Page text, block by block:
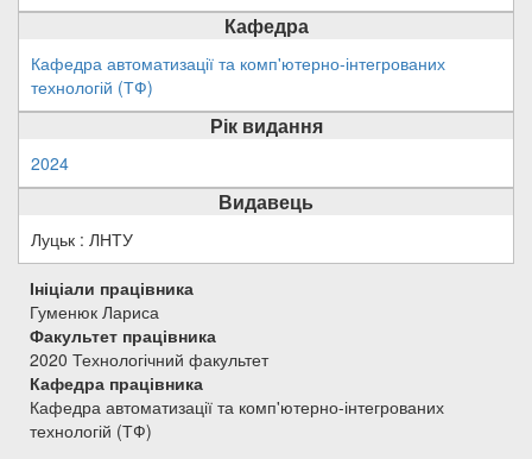
Кафедра
Кафедра автоматизації та комп'ютерно-інтегрованих
технологій (ТФ)
Рік видання
2024
Видавець
Луцьк : ЛНТУ
Ініціали працівника
Гуменюк Лариса
Факультет працівника
2020 Технологічний факультет
Кафедра працівника
Кафедра автоматизації та комп'ютерно-інтегрованих
технологій (ТФ)